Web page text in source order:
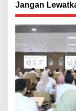
g
a
s
i
p
o
s
Jangan